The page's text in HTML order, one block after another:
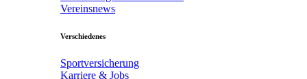
Vereinsnews
Verschiedenes
Sportversicherung
Karriere & Jobs